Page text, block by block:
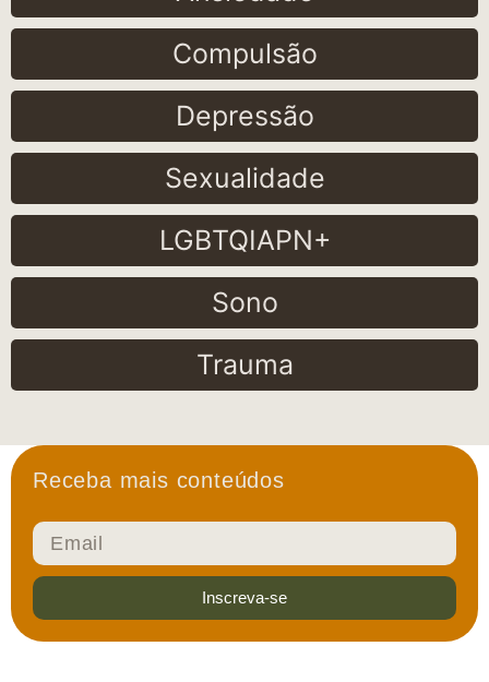
Compulsão
Depressão
Sexualidade
LGBTQIAPN+
Sono
Trauma
Receba mais conteúdos
Inscreva-se